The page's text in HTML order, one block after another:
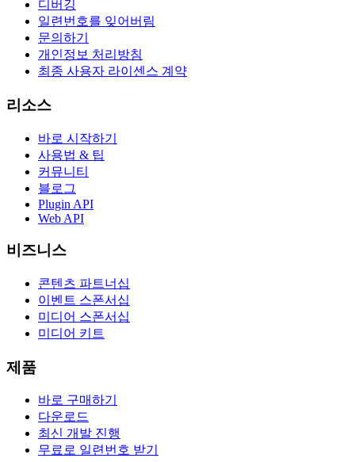
디버깅
일련번호를 잊어버림
문의하기
개인정보 처리방침
최종 사용자 라이센스 계약
리소스
바로 시작하기
사용법 & 팁
커뮤니티
블로그
Plugin API
Web API
비즈니스
콘텐츠 파트너십
이벤트 스폰서십
미디어 스폰서십
미디어 키트
제품
바로 구매하기
다운로드
최신 개발 진행
무료로 일련번호 받기